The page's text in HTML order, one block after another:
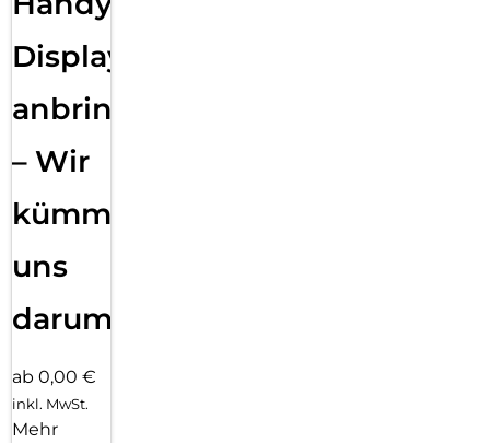
Displayfolie
anbringen
– Wir
kümmern
uns
darum!
ab 0,00 €
inkl. MwSt.
Mehr